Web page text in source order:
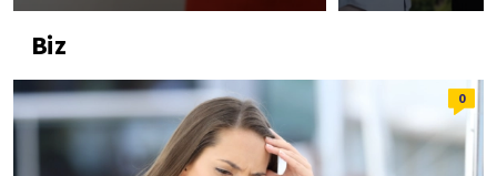
Biz
0